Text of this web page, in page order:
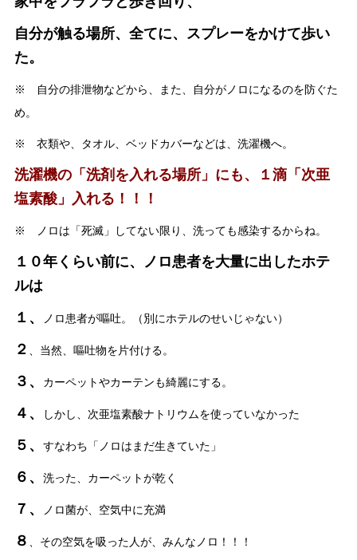
自分が触る場所、全てに、スプレーをかけて歩い
た。
※ 自分の排泄物などから、また、自分がノロになるのを防ぐた
め。
※ 衣類や、タオル、ベッドカバーなどは、洗濯機へ。
洗濯機の「洗剤を入れる場所」にも、１滴「次亜
塩素酸」入れる！！！
※ ノロは「死滅」してない限り、洗っても感染するからね。
１０年くらい前に、ノロ患者を大量に出したホテ
ルは
１、
ノロ患者が嘔吐。（別にホテルのせいじゃない）
２ 、当然、嘔吐物を片付ける。
３、 カーペットやカーテンも綺麗にする。
４、 しかし、次亜塩素酸ナトリウムを使っていなかった
５、 すなわち「ノロはまだ生きていた」
６、 洗った、カーペットが乾く
７、 ノロ菌が、空気中に充満
８ 、その空気を吸った人が、みんなノロ！！！